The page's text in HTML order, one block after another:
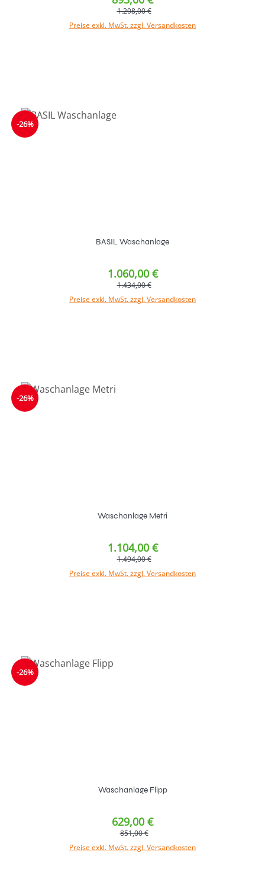
1.208,00 €
Preise exkl. MwSt. zzgl. Versandkosten
-26%
BASIL Waschanlage
1.060,00 €
1.434,00 €
Preise exkl. MwSt. zzgl. Versandkosten
-26%
Waschanlage Metri
1.104,00 €
1.494,00 €
Preise exkl. MwSt. zzgl. Versandkosten
-26%
Waschanlage Flipp
629,00 €
851,00 €
Preise exkl. MwSt. zzgl. Versandkosten